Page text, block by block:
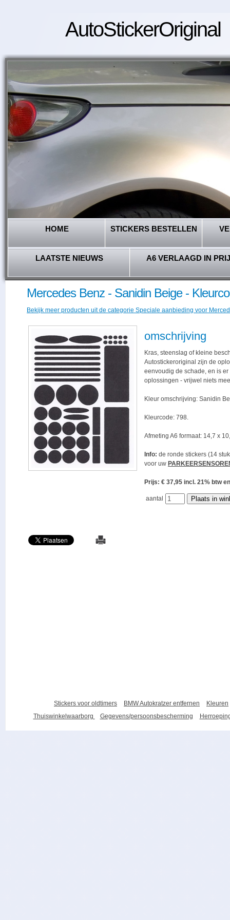
AutoStickerOriginal
HOME STICKERS BESTELLEN
LAATSTE NIEUWS A6 VERLAAGD IN
Mercedes Benz - Sanidin Beige -
Bekijk meer producten uit de categorie Speciale aanbieding voor
omschrijving
Kras, steenslag of kleine
Autostickeroriginal zijn de
eenvoudig de schade, en is
oplossingen - vrijwel niets
Kleur omschrijving: Sanidin
Kleurcode: 798.
Afmeting A6 formaat: 14,7 x
Info: de ronde stickers (14
voor uw
Prijs: € 37,95 incl. 21% btw
aantal
Stickers voor oldtimers BMW Autokratzer entfernen
Kleuren
Thuiswinkelwaarborg
Gegevens/persoonsbescherming